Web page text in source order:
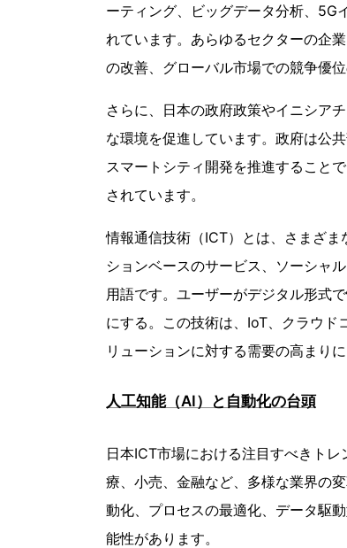
ーティング、ビッグデータ分析、5G
れています。あらゆるセクターの企
の改善、グローバル市場での競争優
さらに、日本の政府政策やイニシア
な環境を促進しています。政府は公
スマートシティ開発を推進すること
されています。
情報通信技術（ICT）とは、さまざ
ションベースのサービス、ソーシャ
用語です。ユーザーがデジタル形式
にする。この技術は、IoT、クラウド
リューションに対する需要の高まり
人工知能（AI）と自動化の台頭
日本ICT市場における注目すべきト
療、小売、金融など、多様な業界の
動化、プロセスの最適化、データ駆
能性があります。